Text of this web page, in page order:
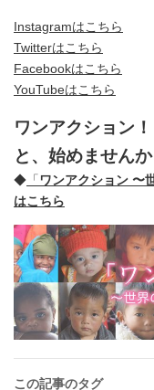
Instagramはこちら
Twitterはこちら
Facebookはこちら
YouTubeはこちら
ワンアクション
と、始めませんか
◆ 「 ワンアクション 〜
はこちら
この記事のタグ